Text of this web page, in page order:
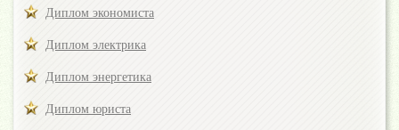
Диплом экономиста
Диплом электрика
Диплом энергетика
Диплом юриста